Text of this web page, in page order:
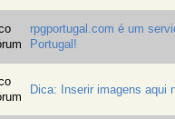
rpgportugal.com é um
Portugal!
Dica: Inserir imagens aqui